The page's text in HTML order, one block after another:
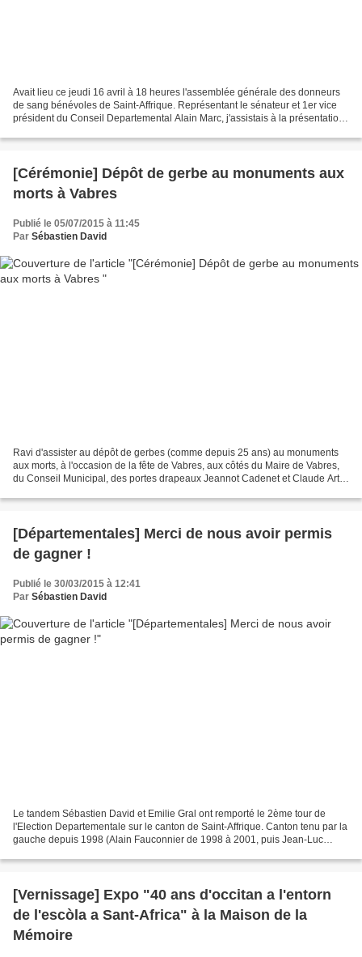
Avait lieu ce jeudi 16 avril à 18 heures l'assemblée générale des donneurs
de sang bénévoles de Saint-Affrique. Représentant le sénateur et 1er vice
président du Conseil Departemental Alain Marc, j'assistais à la présentation
[Cérémonie] Dépôt de gerbe au monuments aux
morts à Vabres
Publié le 05/07/2015 à 11:45
Par Sébastien David
Ravi d'assister au dépôt de gerbes (comme depuis 25 ans) au monuments
aux morts, à l'occasion de la fête de Vabres, aux côtés du Maire de Vabres,
du Conseil Municipal, des portes drapeaux Jeannot Cadenet et Claude Artis.
[Départementales] Merci de nous avoir permis
de gagner !
Publié le 30/03/2015 à 12:41
Par Sébastien David
Le tandem Sébastien David et Emilie Gral ont remporté le 2ème tour de
l'Election Departementale sur le canton de Saint-Affrique. Canton tenu par la
gauche depuis 1998 (Alain Fauconnier de 1998 à 2001, puis Jean-Luc
[Vernissage] Expo "40 ans d'occitan a l'entorn
de l'escòla a Sant-Africa" à la Maison de la
Mémoire